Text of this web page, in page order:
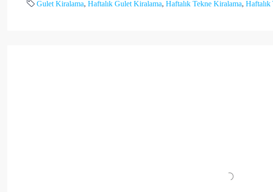
Gulet Kiralama, Haftalık Gulet Kiralama, Haftalık Tekne Kiralama, Haftalık